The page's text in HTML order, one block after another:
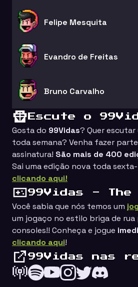
Felipe Mesquita
Evandro de Freitas
Bruno Carvalho
Escute o
Gosta do 99Vidas? Quer
toda semana? Venha fazer
assinatura! São mais de 400
Sai uma edição nova toda
clicando aqui!
99Vidas - The
Você sabia que nós temos um
um jogaço no estilo briga de rua
consoles!! Conheça e jogue
clicando aqui!
99Vidas nas